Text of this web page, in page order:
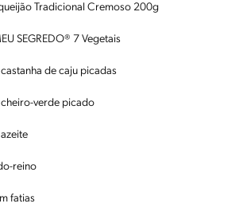
Tradicional Cremoso 200g
SEGREDO® 7 Vegetais
de caju picadas
verde picado
reino
fatias